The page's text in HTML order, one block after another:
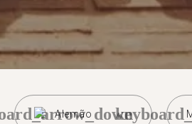
Alemão